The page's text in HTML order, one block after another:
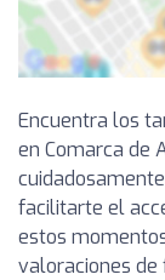
Encuentra los
en Comarca de
facilitarte el
estos
valoraciones de